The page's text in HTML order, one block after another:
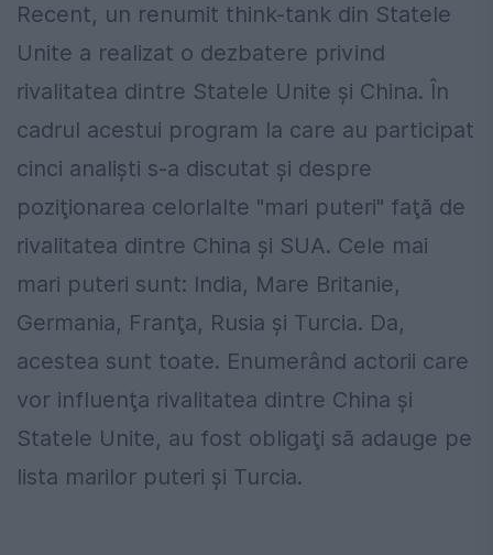
Recent, un renumit think-tank din Statele
Unite a realizat o dezbatere privind
rivalitatea dintre Statele Unite şi China. În
cadrul acestui program la care au participat
cinci analişti s-a discutat şi despre
poziţionarea celorlalte "mari puteri" faţă de
rivalitatea dintre China şi SUA. Cele mai
mari puteri sunt: India, Mare Britanie,
Germania, Franţa, Rusia şi Turcia. Da,
acestea sunt toate. Enumerând actorii care
vor influenţa rivalitatea dintre China şi
Statele Unite, au fost obligaţi să adauge pe
lista marilor puteri şi Turcia.